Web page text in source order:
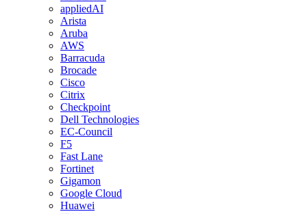
appliedAI
Arista
Aruba
AWS
Barracuda
Brocade
Cisco
Citrix
Checkpoint
Dell Technologies
EC-Council
F5
Fast Lane
Fortinet
Gigamon
Google Cloud
Huawei